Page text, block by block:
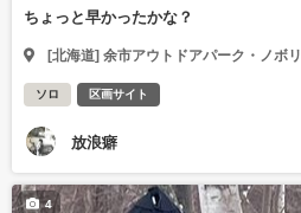
ちょっと早かったかな？
[北海道] 余市アウトドアパーク・ノボリ
ソロ 区画サイト
放浪癖
4